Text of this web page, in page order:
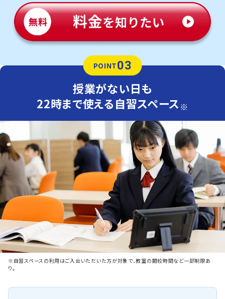
POINT03
授業がない日も
22時まで使える自習スペース ※
※自習スペースの利用はご入会いただいた方が対象で、教室の開校時間など一部制限あ
り。